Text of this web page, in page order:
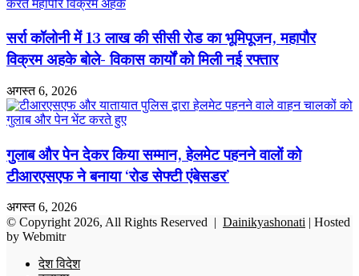
सर्रा कॉलोनी में 13 लाख की सीसी रोड का भूमिपूजन, महापौर
विक्रम अहके बोले- विकास कार्यों को मिली नई रफ्तार
अगस्त 6, 2026
गुलाब और पेन देकर किया सम्मान, हेलमेट पहनने वालों को
टीआरएसएफ ने बनाया ‘रोड सेफ्टी एंबेसडर’
अगस्त 6, 2026
© Copyright 2026, All Rights Reserved | Dainikyashonati | Hosted
by Webmitr
देश विदेश